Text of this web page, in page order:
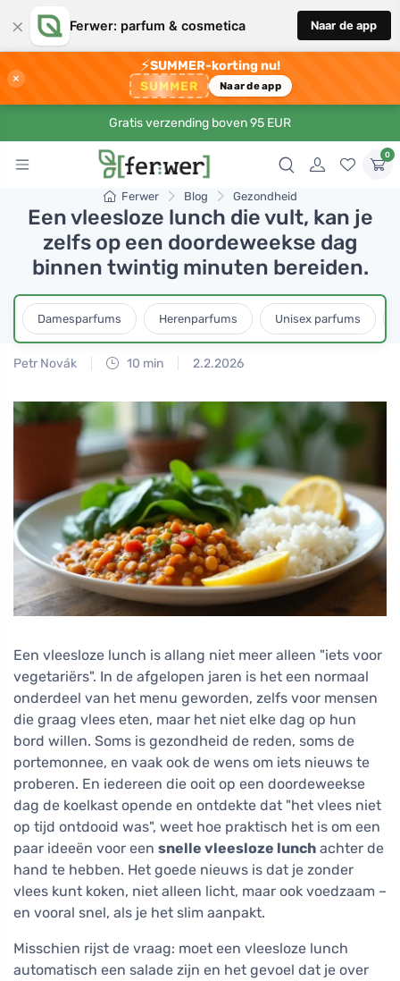
× Ferwer: parfum & cosmetica Naar de app
×
⚡SUMMER-korting nu!
SUMMER Naar de app
Gratis verzending boven 95 EUR
0
Ferwer Blog Gezondheid
Een vleesloze lunch die vult, kan je
zelfs op een doordeweekse dag
binnen twintig minuten bereiden.
Damesparfums Herenparfums Unisex parfums
Petr Novák 10 min 2.2.2026
Een vleesloze lunch is allang niet meer alleen "iets voor
vegetariërs". In de afgelopen jaren is het een normaal
onderdeel van het menu geworden, zelfs voor mensen
die graag vlees eten, maar het niet elke dag op hun
bord willen. Soms is gezondheid de reden, soms de
portemonnee, en vaak ook de wens om iets nieuws te
proberen. En iedereen die ooit op een doordeweekse
dag de koelkast opende en ontdekte dat "het vlees niet
op tijd ontdooid was", weet hoe praktisch het is om een
paar ideeën voor een snelle vleesloze lunch achter de
hand te hebben. Het goede nieuws is dat je zonder
vlees kunt koken, niet alleen licht, maar ook voedzaam –
en vooral snel, als je het slim aanpakt.
Misschien rijst de vraag: moet een vleesloze lunch
automatisch een salade zijn en het gevoel dat je over